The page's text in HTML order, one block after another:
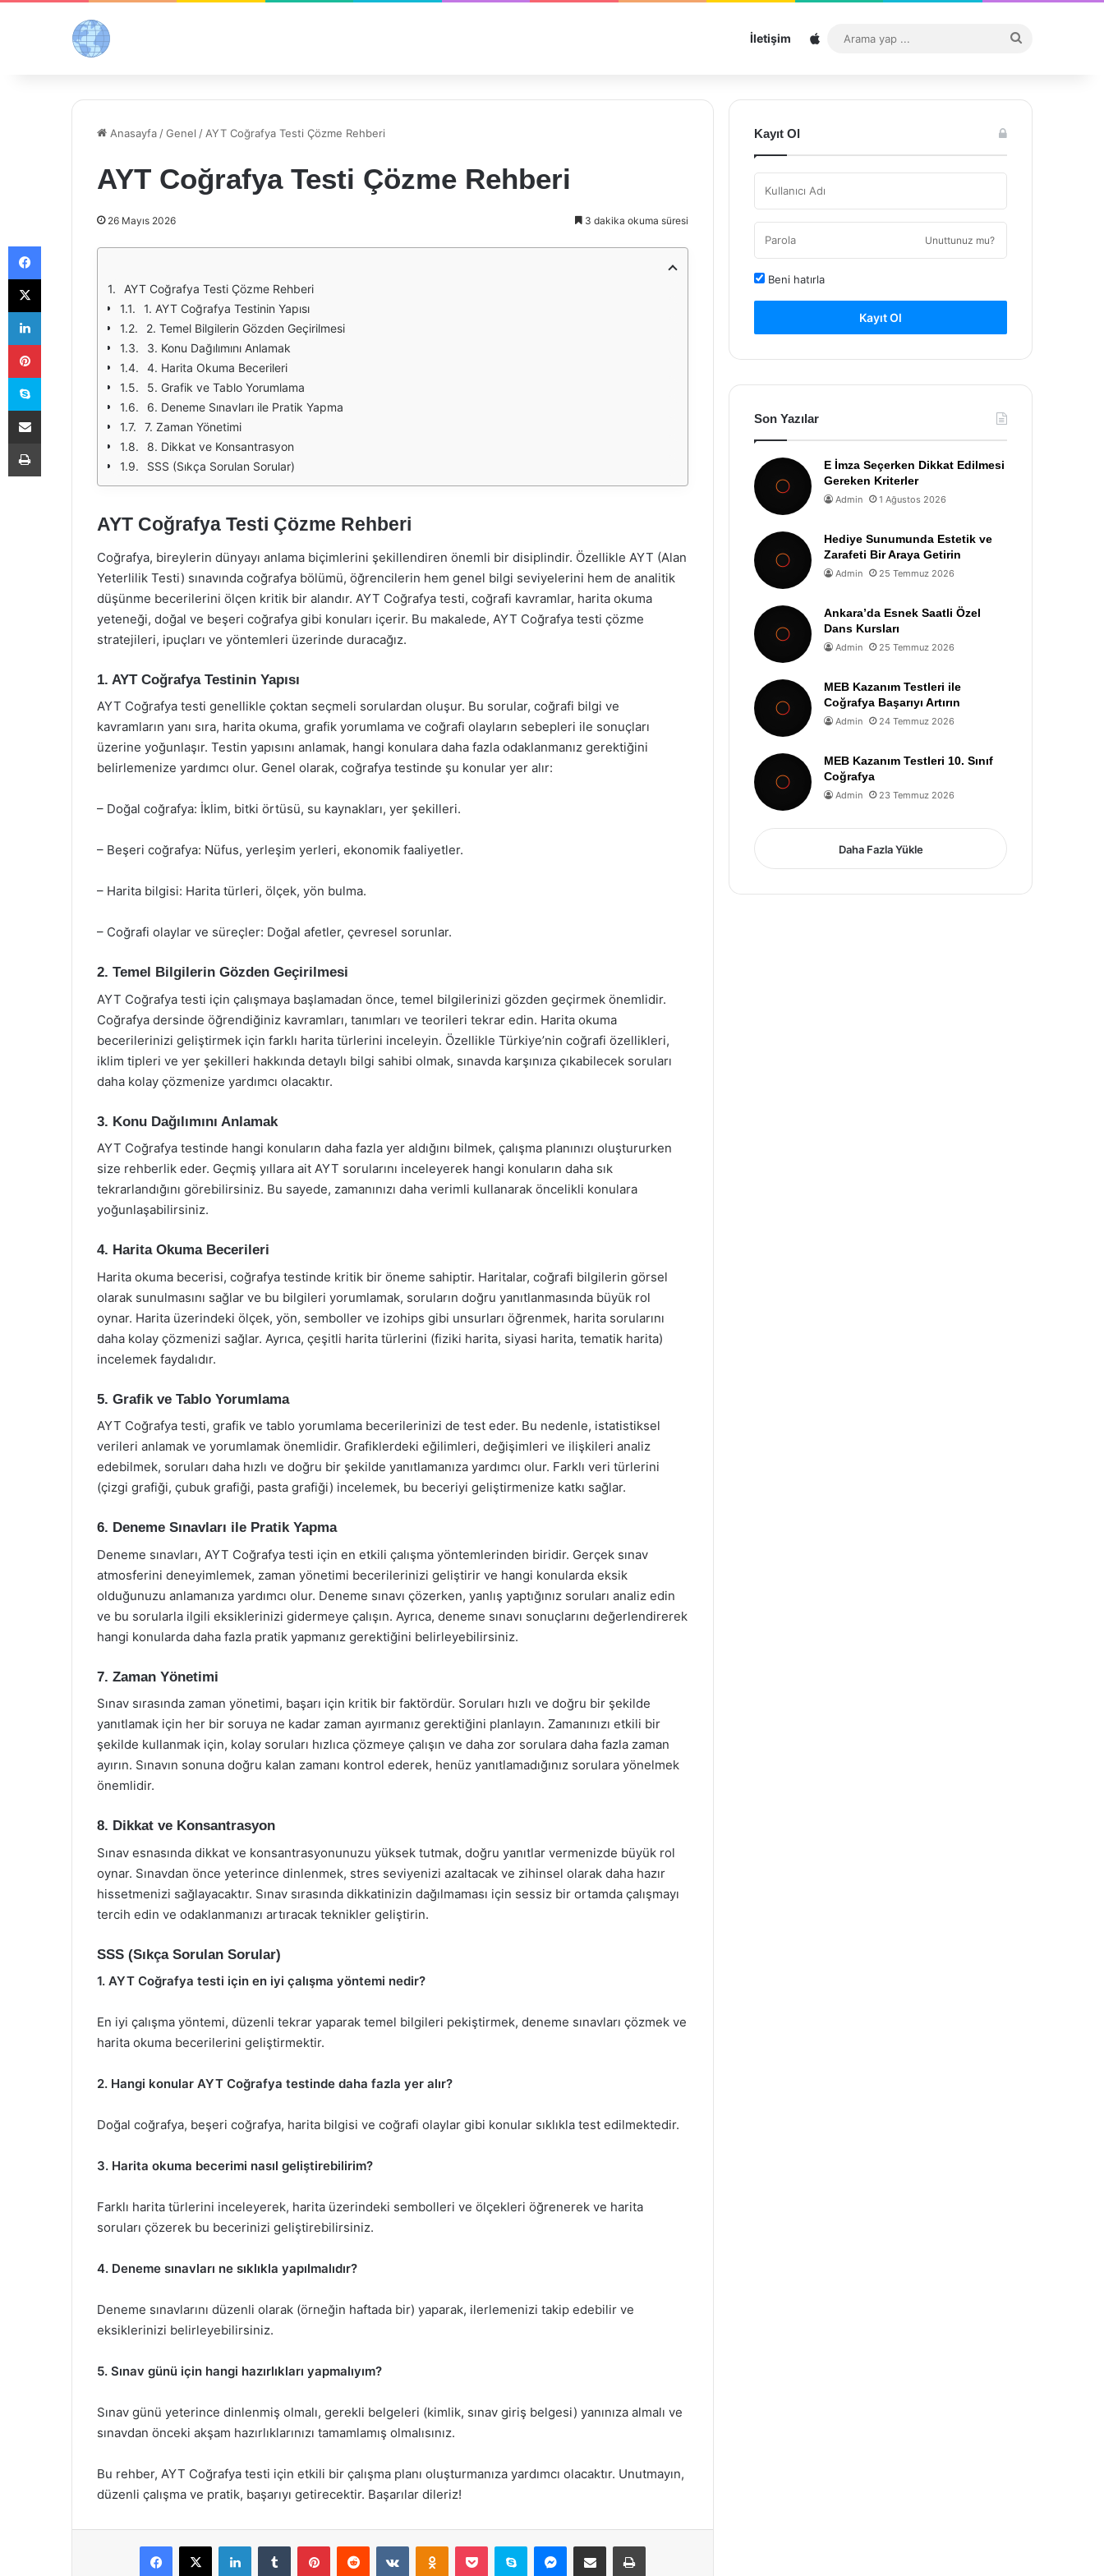
İletişim Sitemap
...
Anasayfa /Genel / AYT Coğrafya Testi Çözme Rehberi
AYT Coğrafya Testi Çözme Rehberi
26 Mayıs 2026 3 dakika okuma süresi
AYT Coğrafya Testi Çözme Rehberi
1. AYT Coğrafya Testinin Yapısı
2. Temel Bilgilerin Gözden Geçirilmesi
3. Konu Dağılımını Anlamak
4. Harita Okuma Becerileri
5. Grafik ve Tablo Yorumlama
6. Deneme Sınavları ile Pratik Yapma
7. Zaman Yönetimi
8. Dikkat ve Konsantrasyon
SSS (Sıkça Sorulan Sorular)
AYT Coğrafya Testi Çözme Rehberi
Coğrafya, bireylerin dünyayı anlama biçimlerini şekillendiren önemli bir disiplindir. Özellikle AYT (Alan
Yeterlilik Testi) sınavında coğrafya bölümü, öğrencilerin hem genel bilgi seviyelerini hem de analitik
düşünme becerilerini ölçen kritik bir alandır. AYT Coğrafya testi, coğrafi kavramlar, harita okuma
yeteneği, doğal ve beşeri coğrafya gibi konuları içerir. Bu makalede, AYT Coğrafya testi çözme
stratejileri, ipuçları ve yöntemleri üzerinde duracağız.
1. AYT Coğrafya Testinin Yapısı
AYT Coğrafya testi genellikle çoktan seçmeli sorulardan oluşur. Bu sorular, coğrafi bilgi ve
kavramların yanı sıra, harita okuma, grafik yorumlama ve coğrafi olayların sebepleri ile sonuçları
üzerine yoğunlaşır. Testin yapısını anlamak, hangi konulara daha fazla odaklanmanız gerektiğini
belirlemenize yardımcı olur. Genel olarak, coğrafya testinde şu konular yer alır:
– Doğal coğrafya: İklim, bitki örtüsü, su kaynakları, yer şekilleri.
– Beşeri coğrafya: Nüfus, yerleşim yerleri, ekonomik faaliyetler.
– Harita bilgisi: Harita türleri, ölçek, yön bulma.
– Coğrafi olaylar ve süreçler: Doğal afetler, çevresel sorunlar.
2. Temel Bilgilerin Gözden Geçirilmesi
AYT Coğrafya testi için çalışmaya başlamadan önce, temel bilgilerinizi gözden geçirmek önemlidir.
Coğrafya dersinde öğrendiğiniz kavramları, tanımları ve teorileri tekrar edin. Harita okuma
becerilerinizi geliştirmek için farklı harita türlerini inceleyin. Özellikle Türkiye’nin coğrafi özellikleri,
iklim tipleri ve yer şekilleri hakkında detaylı bilgi sahibi olmak, sınavda karşınıza çıkabilecek soruları
daha kolay çözmenize yardımcı olacaktır.
3. Konu Dağılımını Anlamak
AYT Coğrafya testinde hangi konuların daha fazla yer aldığını bilmek, çalışma planınızı oluştururken
size rehberlik eder. Geçmiş yıllara ait AYT sorularını inceleyerek hangi konuların daha sık
tekrarlandığını görebilirsiniz. Bu sayede, zamanınızı daha verimli kullanarak öncelikli konulara
yoğunlaşabilirsiniz.
4. Harita Okuma Becerileri
Harita okuma becerisi, coğrafya testinde kritik bir öneme sahiptir. Haritalar, coğrafi bilgilerin görsel
olarak sunulmasını sağlar ve bu bilgileri yorumlamak, soruların doğru yanıtlanmasında büyük rol
oynar. Harita üzerindeki ölçek, yön, semboller ve izohips gibi unsurları öğrenmek, harita sorularını
daha kolay çözmenizi sağlar. Ayrıca, çeşitli harita türlerini (fiziki harita, siyasi harita, tematik harita)
incelemek faydalıdır.
5. Grafik ve Tablo Yorumlama
AYT Coğrafya testi, grafik ve tablo yorumlama becerilerinizi de test eder. Bu nedenle, istatistiksel
verileri anlamak ve yorumlamak önemlidir. Grafiklerdeki eğilimleri, değişimleri ve ilişkileri analiz
edebilmek, soruları daha hızlı ve doğru bir şekilde yanıtlamanıza yardımcı olur. Farklı veri türlerini
(çizgi grafiği, çubuk grafiği, pasta grafiği) incelemek, bu beceriyi geliştirmenize katkı sağlar.
6. Deneme Sınavları ile Pratik Yapma
Deneme sınavları, AYT Coğrafya testi için en etkili çalışma yöntemlerinden biridir. Gerçek sınav
atmosferini deneyimlemek, zaman yönetimi becerilerinizi geliştirir ve hangi konularda eksik
olduğunuzu anlamanıza yardımcı olur. Deneme sınavı çözerken, yanlış yaptığınız soruları analiz edin
ve bu sorularla ilgili eksiklerinizi gidermeye çalışın. Ayrıca, deneme sınavı sonuçlarını değerlendirerek
hangi konularda daha fazla pratik yapmanız gerektiğini belirleyebilirsiniz.
7. Zaman Yönetimi
Sınav sırasında zaman yönetimi, başarı için kritik bir faktördür. Soruları hızlı ve doğru bir şekilde
yanıtlamak için her bir soruya ne kadar zaman ayırmanız gerektiğini planlayın. Zamanınızı etkili bir
şekilde kullanmak için, kolay soruları hızlıca çözmeye çalışın ve daha zor sorulara daha fazla zaman
ayırın. Sınavın sonuna doğru kalan zamanı kontrol ederek, henüz yanıtlamadığınız sorulara yönelmek
önemlidir.
8. Dikkat ve Konsantrasyon
Sınav esnasında dikkat ve konsantrasyonunuzu yüksek tutmak, doğru yanıtlar vermenizde büyük rol
oynar. Sınavdan önce yeterince dinlenmek, stres seviyenizi azaltacak ve zihinsel olarak daha hazır
hissetmenizi sağlayacaktır. Sınav sırasında dikkatinizin dağılmaması için sessiz bir ortamda çalışmayı
tercih edin ve odaklanmanızı artıracak teknikler geliştirin.
SSS (Sıkça Sorulan Sorular)
1. AYT Coğrafya testi için en iyi çalışma yöntemi nedir?
En iyi çalışma yöntemi, düzenli tekrar yaparak temel bilgileri pekiştirmek, deneme sınavları çözmek ve
harita okuma becerilerini geliştirmektir.
2. Hangi konular AYT Coğrafya testinde daha fazla yer alır?
Doğal coğrafya, beşeri coğrafya, harita bilgisi ve coğrafi olaylar gibi konular sıklıkla test edilmektedir.
3. Harita okuma becerimi nasıl geliştirebilirim?
Farklı harita türlerini inceleyerek, harita üzerindeki sembolleri ve ölçekleri öğrenerek ve harita
soruları çözerek bu becerinizi geliştirebilirsiniz.
4. Deneme sınavları ne sıklıkla yapılmalıdır?
Deneme sınavlarını düzenli olarak (örneğin haftada bir) yaparak, ilerlemenizi takip edebilir ve
eksiklerinizi belirleyebilirsiniz.
5. Sınav günü için hangi hazırlıkları yapmalıyım?
Sınav günü yeterince dinlenmiş olmalı, gerekli belgeleri (kimlik, sınav giriş belgesi) yanınıza almalı ve
sınavdan önceki akşam hazırlıklarınızı tamamlamış olmalısınız.
Bu rehber, AYT Coğrafya testi için etkili bir çalışma planı oluşturmanıza yardımcı olacaktır. Unutmayın,
düzenli çalışma ve pratik, başarıyı getirecektir. Başarılar dileriz!
Facebook
X LinkedInTumblr PinterestReddit VKontakteOdnoklassniki
Pocket Skype Messenger
E-Posta ile paylaş Yazdır
Kayıt Ol
Unuttunuz mu?
Beni hatırla
Kayıt Ol
Son Yazılar
E İmza Seçerken Dikkat Edilmesi
Gereken Kriterler
Admin 1 Ağustos 2026
Hediye Sunumunda Estetik ve
Zarafeti Bir Araya Getirin
Admin 25 Temmuz 2026
Ankara’da Esnek Saatli Özel
Dans Kursları
Admin 25 Temmuz 2026
MEB Kazanım Testleri ile
Coğrafya Başarıyı Artırın
Admin 24 Temmuz 2026
MEB Kazanım Testleri 10. Sınıf
Coğrafya
Admin 23 Temmuz 2026
Daha Fazla Yükle
Facebook
X
LinkedIn
Pinterest
Skype
E-Posta ile paylaş